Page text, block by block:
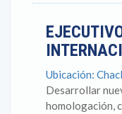
Ubicación:
Desarrollar
homologación,